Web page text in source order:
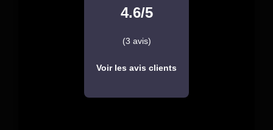
4.6/5
(3 avis)
Voir les avis clients